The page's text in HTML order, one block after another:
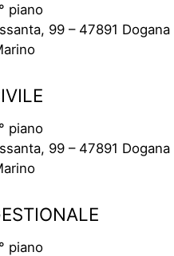
piano
99 – 47891 Dogana
piano
99 – 47891 Dogana
piano